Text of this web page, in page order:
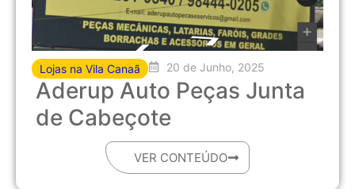
Lojas na Vila Canaã 20 de Junho, 2025
Aderup Auto Peças Junta
de Cabeçote
VER CONTEÚDO